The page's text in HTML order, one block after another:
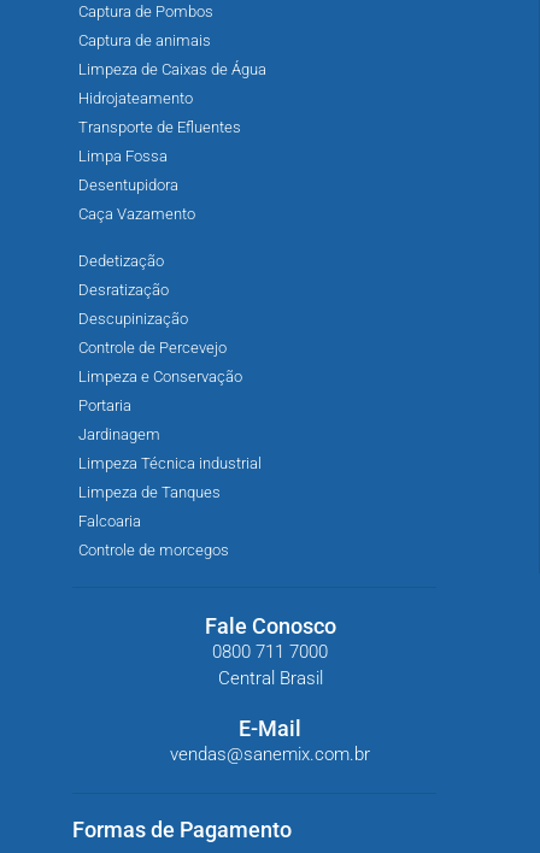
Captura de Pombos
Captura de animais
Limpeza de Caixas de Água
Hidrojateamento
Transporte de Efluentes
Limpa Fossa
Desentupidora
Caça Vazamento
Dedetização
Desratização
Descupinização
Controle de Percevejo
Limpeza e Conservação
Portaria
Jardinagem
Limpeza Técnica industrial
Limpeza de Tanques
Falcoaria
Controle de morcegos
Fale Conosco
0800 711 7000
Central Brasil
E-Mail
vendas@sanemix.com.br
Formas de Pagamento